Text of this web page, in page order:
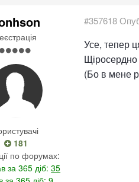
181
по форумах:
за 365 діб:35
#357618
Усе, тепер
Щіросердно
(Бо в мене